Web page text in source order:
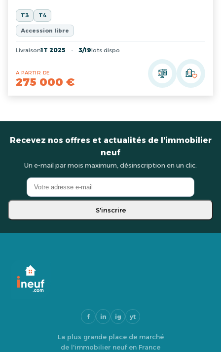
T3 T4
Accession libre
Livraison1T 2025 3/19lots dispo
A PARTIR DE
275 000 €
Recevez nos offres et actualités de l'immobilier
neuf
Un e-mail par mois maximum, désinscription en un clic.
S'inscrire
f in ig yt
La plus grande place de marché
de l'immobilier neuf en France